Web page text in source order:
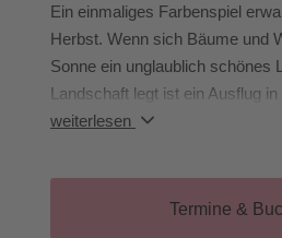
Ein einmaliges Farbenspiel
Herbst. Wenn sich Bäume und
Sonne ein unglaublich schönes
Landschaft legt ist ein Ausflug in
Wir wandern quer über die Plose
Welterbe – die Geislerspitzen.
kehren wir in der Schatzerhütte
weiterlesen
Termine &